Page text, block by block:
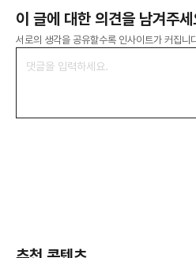
이 글에 대한 의견을 남겨주세
서로의 생각을 공유할수록 인사이트가 커집니